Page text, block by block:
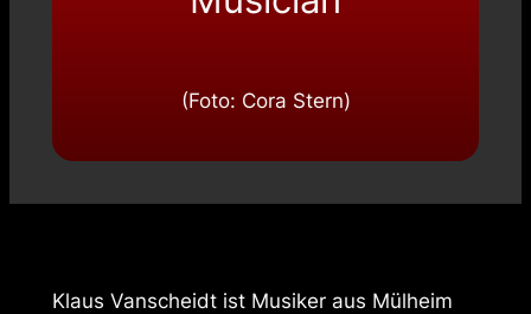
(Foto: Cora Stern)
Klaus Vanscheidt ist Musiker aus Mülheim